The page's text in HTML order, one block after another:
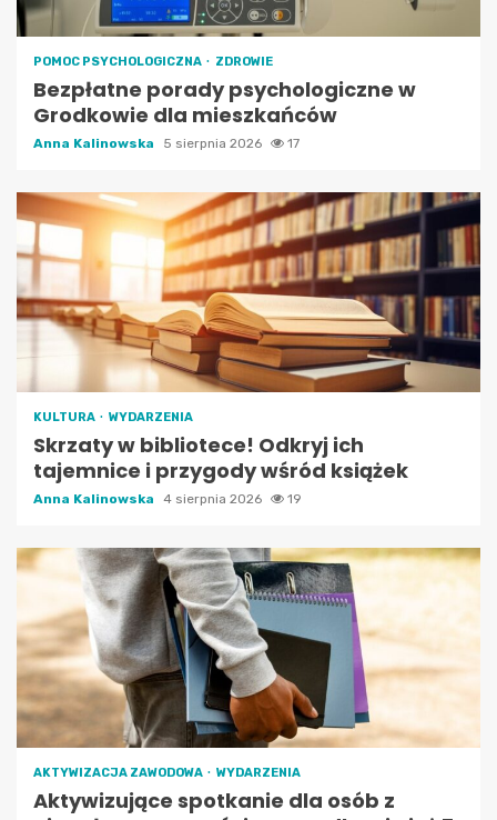
POMOC PSYCHOLOGICZNA ZDROWIE
Bezpłatne porady psychologiczne w
Grodkowie dla mieszkańców
Anna Kalinowska 5 sierpnia 2026 17
KULTURA WYDARZENIA
Skrzaty w bibliotece! Odkryj ich
tajemnice i przygody wśród książek
Anna Kalinowska 4 sierpnia 2026 19
AKTYWIZACJA ZAWODOWA WYDARZENIA
Aktywizujące spotkanie dla osób z